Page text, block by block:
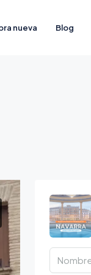
nueva Blog